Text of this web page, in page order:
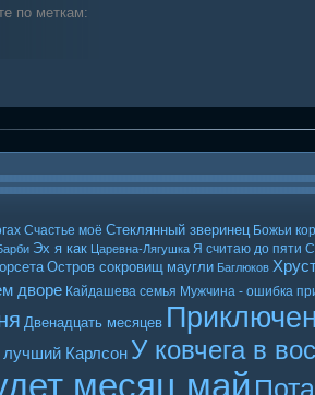
по меткам:
Счастье моё Стеклянный зверинец Божьи
Эх я как Царевна-Лягушка Я считаю до пяти
Остров сокровищ маугли Баглюков
дворе Кайдашева семья Мужчина - ошибка
Двенадцать месяцев
Карлсон У ковчега в
месяц май